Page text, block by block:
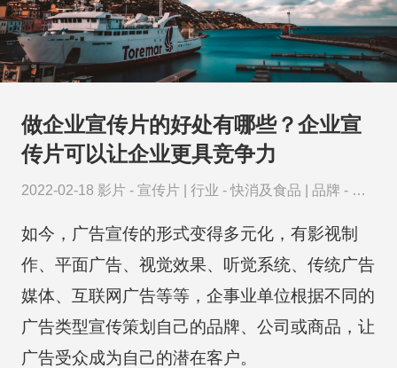
做企业宣传片的好处有哪些？企业宣
传片可以让企业更具竞争力
2022-02-18 影片 - 宣传片 行业 -快消及食品 品牌 - 蒙
如今，广告宣传的形式变得多元化，有影视制
作、平面广告、视觉效果、听觉系统、传统广告
媒体、互联网广告等等，企事业单位根据不同的
广告类型宣传策划自己的品牌、公司或商品，让
广告受众成为自己的潜在客户。